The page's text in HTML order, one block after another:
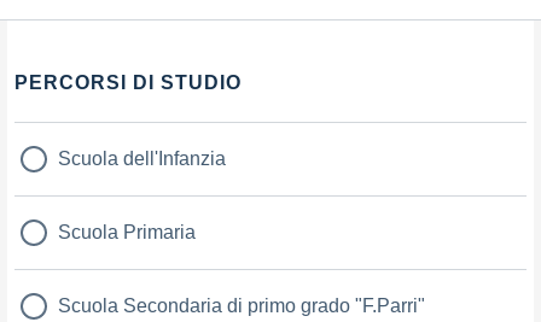
PERCORSI DI STUDIO
Scuola dell'Infanzia
Scuola Primaria
Scuola Secondaria di primo grado "F.Parri"